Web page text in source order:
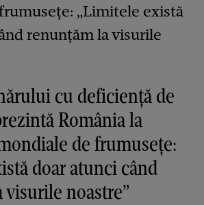
cu deficiență de
România la
de frumusețe:
doar atunci când
noastre”